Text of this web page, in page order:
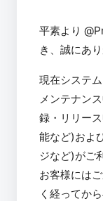
平素より
き、誠にあ
現在システ
メンテナン
録・リリー
能など)およ
ジなど)がご
お客様には
く経ってか